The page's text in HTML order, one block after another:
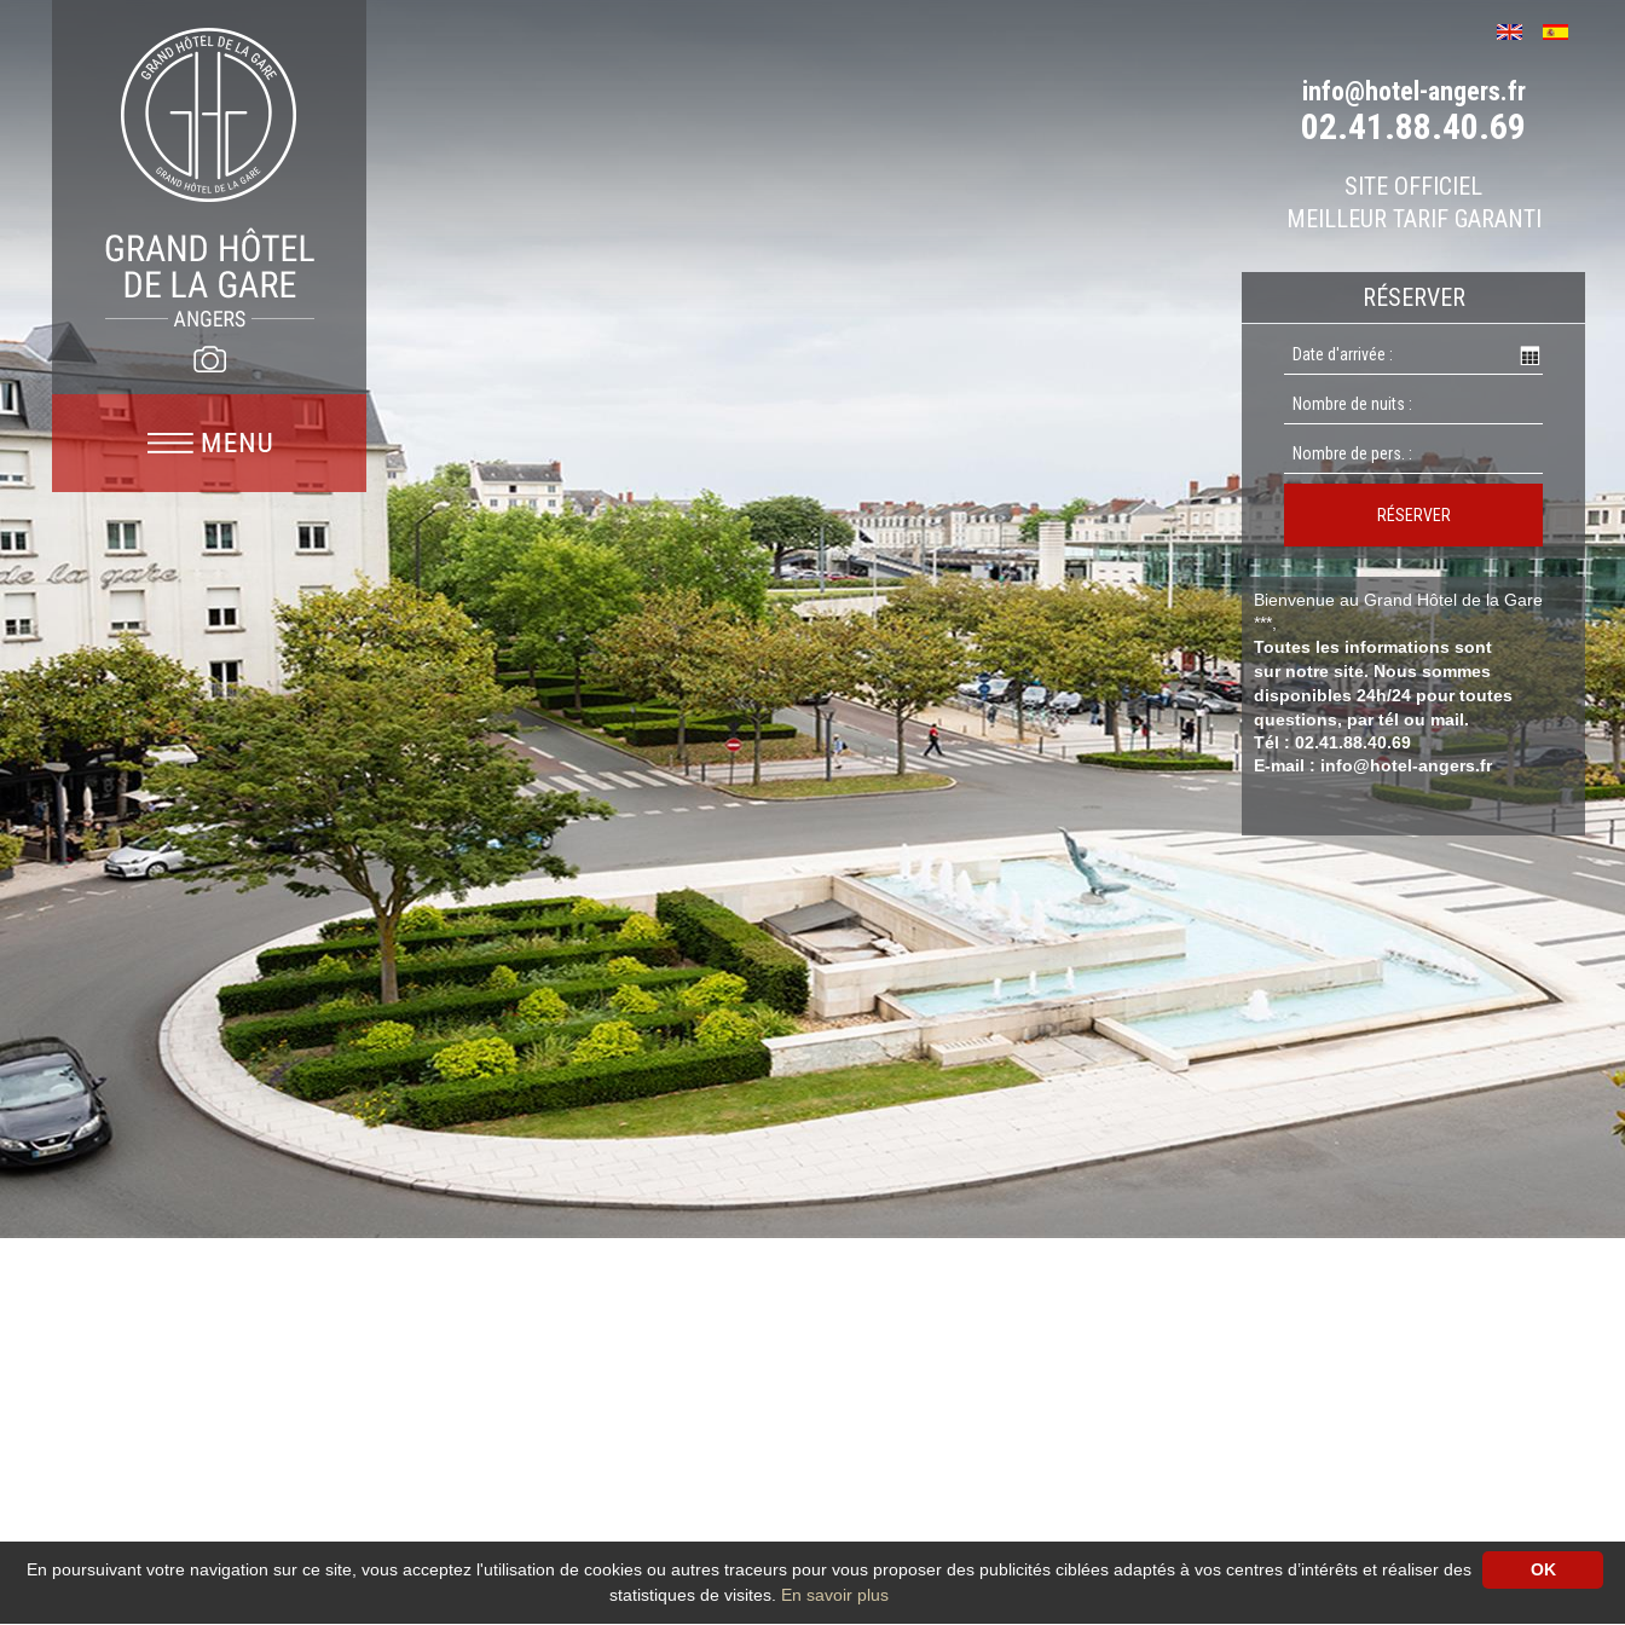
info@hotel-angers.fr
02.41.88.40.69
SITE OFFICIEL
MEILLEUR TARIF GARANTI
RÉSERVER
RÉSERVER
Bienvenue au Grand Hôtel de la Gare
***,
Toutes les informations sont
sur notre site. Nous sommes
disponibles 24h/24 pour toutes
questions, par tél ou mail.
Tél : 02.41.88.40.69
E-mail : info@hotel-angers.fr
OK
En poursuivant votre navigation sur ce site, vous acceptez l'utilisation de cookies ou autres traceurs pour vous proposer des publicités ciblées adaptés à vos centres d’intérêts et réaliser des
statistiques de visites. En savoir plus